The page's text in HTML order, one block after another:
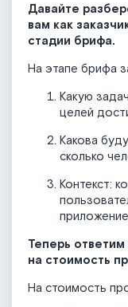
Давайте
вам как
стадии брифа.
На этапе брифа
Какую
целей
Какова
сколько
Контекст:
Теперь
на стоимость
На стоимость